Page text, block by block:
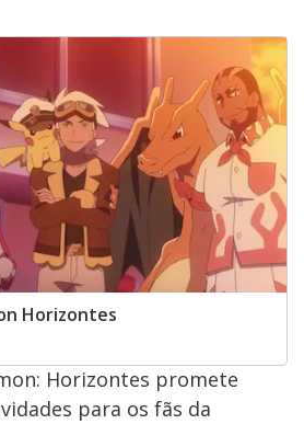
Horizontes
Horizontes promete
para os fãs da